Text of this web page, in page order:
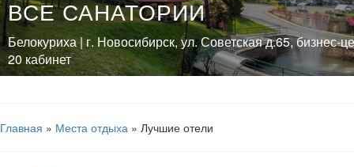
ВСЕ САНАТОРИИ
Белокуриха | г. Новосибирск, ул. Советская д.65, бизнес-
20 кабинет
Главная » Места отдыха » Лучшие отели